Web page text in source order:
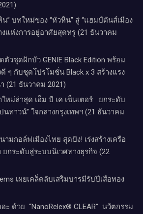
” บทใหม่ของ “หัวหิน” สู่ “แฮมป์ตันส์เมือง
แห่งการอยู่อาศัยสุดหรู (21 ธันวาคม
วชุดฝักบัว GENIE Black Edition พร้อม
ๆ กับชุดโปรโมชั่น Black x 3 สร้างแรง
(21 ธันวาคม 2021)
หม่ล่าสุด เอ็ม บี เค เซ็นเตอร์ ยกระดับ
นทาวน์” ใจกลางกรุงเทพฯ (21 ธันวาคม
ามกอล์ฟเมืองไทย สุดปัง! เร่งสร้างเครือ
กระดับสู่ระบบนิเวศทางธุรกิจ (22
เผยเคล็ดลับ​เสริมบารมีรับปีเสือทอง
ะ ด้วย “NanoRelex® CLEAR” นวัตกรรม